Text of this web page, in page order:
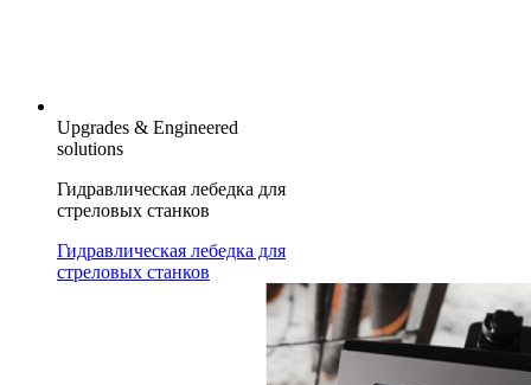
Upgrades & Engineered
solutions
Гидравлическая лебедка для
стреловых станков
Гидравлическая лебедка для
стреловых станков